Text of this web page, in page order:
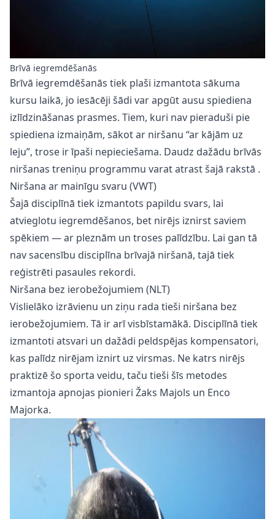
Brīvā iegremdēšanās
Brīvā iegremdēšanās tiek plaši izmantota sākuma
kursu laikā, jo iesācēji šādi var apgūt ausu spiediena
izlīdzināšanas prasmes. Tiem, kuri nav pieraduši pie
spiediena izmaiņām, sākot ar niršanu “ar kājām uz
leju”, trose ir īpaši nepieciešama. Daudz dažādu brīvās
niršanas treniņu programmu varat atrastšajā rakstā .
Niršana ar mainīgu svaru (VWT)
Šajā disciplīnā tiek izmantots papildu svars, lai
atvieglotu iegremdēšanos, bet nirējs iznirst saviem
spēkiem — ar pleznām un troses palīdzību. Lai gan tā
nav sacensību disciplīna brīvajā niršanā, tajā tiek
reģistrēti pasaules rekordi.
Niršana bez ierobežojumiem (NLT)
Vislielāko izrāvienu un ziņu rada tieši niršana bez
ierobežojumiem. Tā ir arī visbīstamākā. Disciplīnā tiek
izmantoti atsvari un dažādi peldspējas kompensatori,
kas palīdz nirējam iznirt uz virsmas. Ne katrs nirējs
praktizē šo sporta veidu, taču tieši šīs metodes
izmantoja apnojas pionieri Žaks Majols un Enco
Majorka.